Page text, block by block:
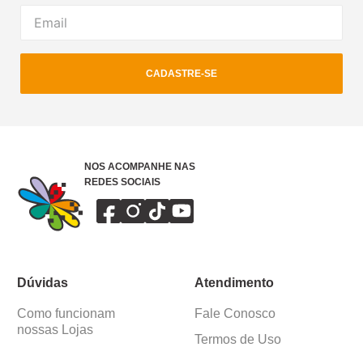
CADASTRE-SE
NOS ACOMPANHE NAS
REDES SOCIAIS
Dúvidas
Como funcionam
nossas Lojas
Atendimento
Fale Conosco
Termos de Uso